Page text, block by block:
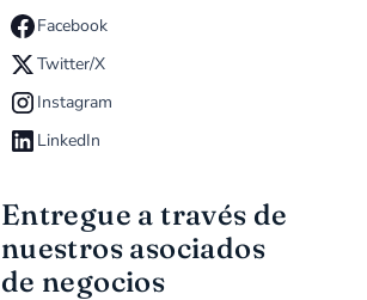
Facebook
Twitter/X
Instagram
LinkedIn
Entregue a través de
nuestros asociados
de negocios